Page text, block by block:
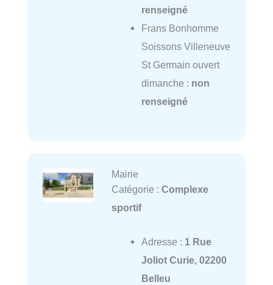
renseigné
Frans Bonhomme
Soissons Villeneuve
St Germain ouvert
dimanche : non
renseigné
Mairie
Catégorie : Complexe
sportif
Adresse : 1 Rue
Joliot Curie, 02200
Belleu